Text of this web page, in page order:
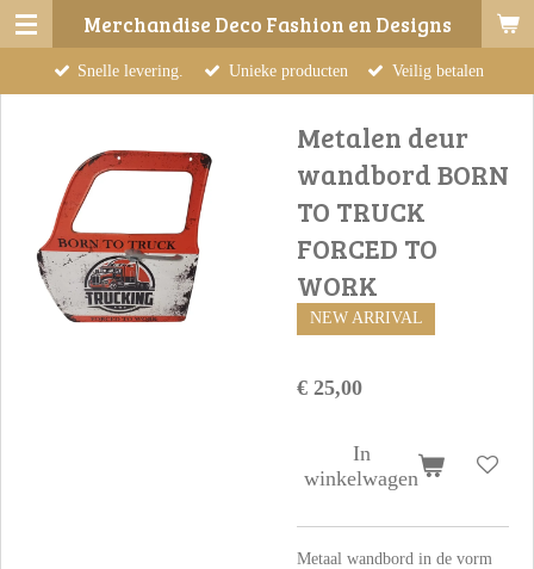
Ga
Merchandise Deco Fashion en Designs
Snelle levering. Unieke producten Veilig betalen
Metalen deur
wandbord BORN
TO TRUCK
FORCED TO
WORK
NEW ARRIVAL
€ 25,00
In
winkelwagen
Metaal wandbord in de vorm